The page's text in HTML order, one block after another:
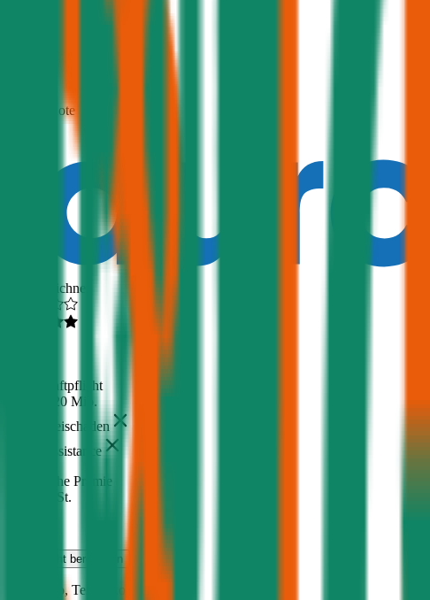
Produktnote
Ausgezeichnet
Haftpflicht
€ 20 Mio.
Freischaden
Assistance
Monatliche Prämie
inkl. mVSt.
Haftpflicht berechnen
Punto, Teilkasko